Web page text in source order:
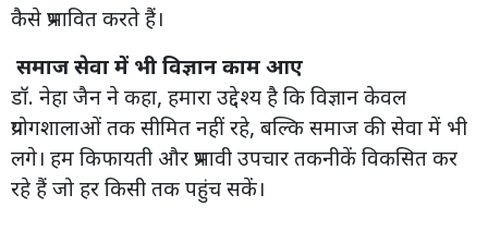
कैसे प्रभावित करते हैं।
समाज सेवा में भी विज्ञान काम आए
डॉ. नेहा जैन ने कहा, हमारा उद्देश्य है कि विज्ञान केवल
प्रयोगशालाओं तक सीमित नहीं रहे, बल्कि समाज की सेवा में भी
लगे। हम किफायती और प्रभावी उपचार तकनीकें विकसित कर
रहे हैं जो हर किसी तक पहुंच सकें।